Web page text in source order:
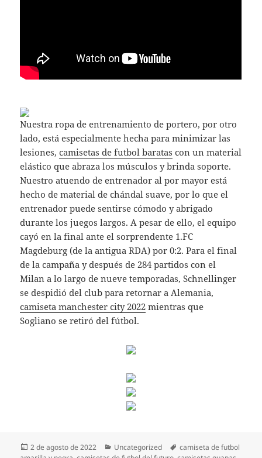
Nuestra ropa de entrenamiento de portero, por otro
lado, está especialmente hecha para minimizar las
lesiones,camisetas de futbol baratas con un material
elástico que abraza los músculos y brinda soporte.
Nuestro atuendo de entrenador al por mayor está
hecho de material de chándal suave, por lo que el
entrenador puede sentirse cómodo y abrigado
durante los juegos largos. A pesar de ello, el equipo
cayó en la final ante el sorprendente 1.FC
Magdeburg (de la antigua RDA) por 0:2. Para el final
de la campaña y después de 284 partidos con el
Milan a lo largo de nueve temporadas, Schnellinger
se despidió del club para retornar a Alemania,
camiseta manchester city 2022 mientras que
Sogliano se retiró del fútbol.
Publicado
2 de agosto de 2022 Categorías
Uncategorized Etiquetas
camiseta de futbol